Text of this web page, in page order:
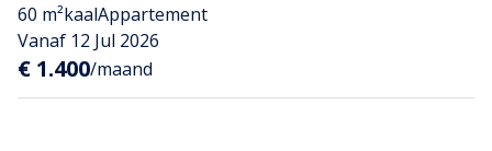
60 m²kaalAppartement
Vanaf 12 Jul 2026
€ 1.400/maand